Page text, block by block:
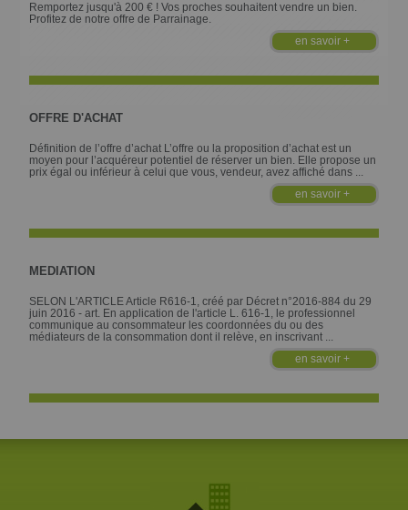
Remportez jusqu'à 200 € ! Vos proches souhaitent vendre un bien.
Profitez de notre offre de Parrainage.
en savoir +
OFFRE D'ACHAT
Définition de l’offre d’achat L’offre ou la proposition d’achat est un
moyen pour l’acquéreur potentiel de réserver un bien. Elle propose un
prix égal ou inférieur à celui que vous, vendeur, avez affiché dans ...
en savoir +
MEDIATION
SELON L'ARTICLE Article R616-1, créé par Décret n°2016-884 du 29
juin 2016 - art. En application de l'article L. 616-1, le professionnel
communique au consommateur les coordonnées du ou des
médiateurs de la consommation dont il relève, en inscrivant ...
en savoir +